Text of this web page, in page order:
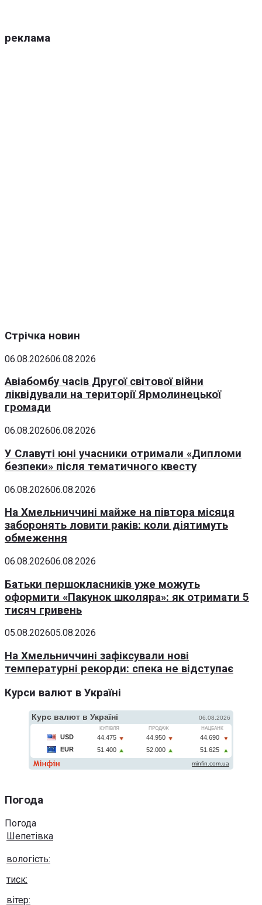
реклама
Стрічка новин
06.08.202606.08.2026
Авіабомбу часів Другої світової війни
ліквідували на території Ярмолинецької
громади
06.08.202606.08.2026
У Славуті юні учасники отримали «Дипломи
безпеки» після тематичного квесту
06.08.202606.08.2026
На Хмельниччині майже на півтора місяця
заборонять ловити раків: коли діятимуть
обмеження
06.08.202606.08.2026
Батьки першокласників уже можуть
оформити «Пакунок школяра»: як отримати 5
тисяч гривень
05.08.202605.08.2026
На Хмельниччині зафіксували нові
температурні рекорди: спека не відступає
Курси валют в Україні
Погода
Погода
Шепетівка
вологість:
тиск:
вітер: